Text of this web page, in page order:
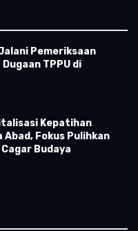
Pemeriksaan
TPPU di
Kepatihan
Abad, Fokus Pulihkan
Budaya